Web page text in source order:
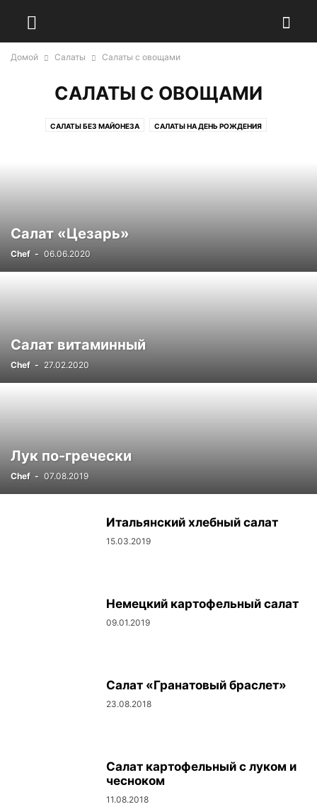
Домой Салаты Салаты с овощами
САЛАТЫ С ОВОЩАМИ
САЛАТЫ БЕЗ МАЙОНЕЗА САЛАТЫ НА ДЕНЬ РОЖДЕНИЯ
Салат «Цезарь»
Chef - 06.06.2020
Салат витаминный
Chef - 27.02.2020
Лук по-гречески
Chef - 07.08.2019
Итальянский хлебный салат
15.03.2019
Немецкий картофельный салат
09.01.2019
Салат «Гранатовый браслет»
23.08.2018
Салат картофельный с луком и
чесноком
11.08.2018